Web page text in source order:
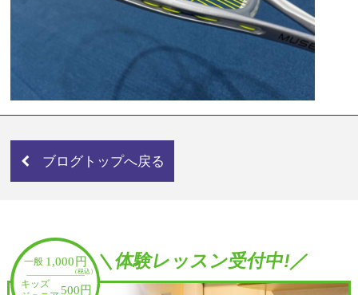
ブログトップへ戻る
＼体験レッスン受付中!／